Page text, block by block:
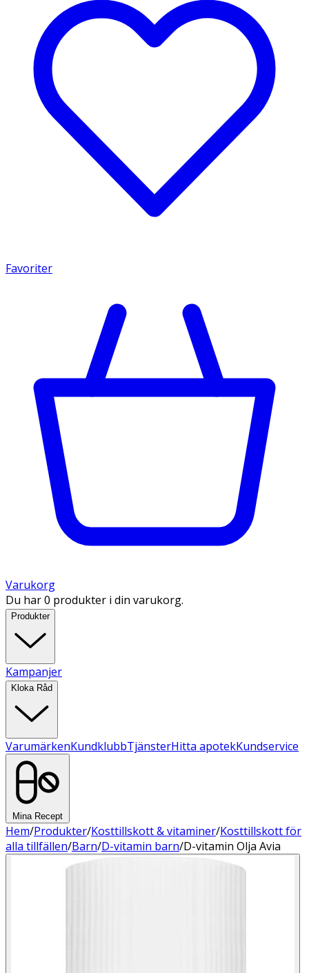
Favoriter
Varukorg
Du har 0 produkter i din varukorg.
Produkter
Kampanjer
Kloka Råd
VarumärkenKundklubbTjänsterHitta apotekKundservice
Mina Recept
Hem/Produkter/Kosttillskott & vitaminer/Kosttillskott för
alla tillfällen/Barn/D-vitamin barn/D-vitamin Olja Avia